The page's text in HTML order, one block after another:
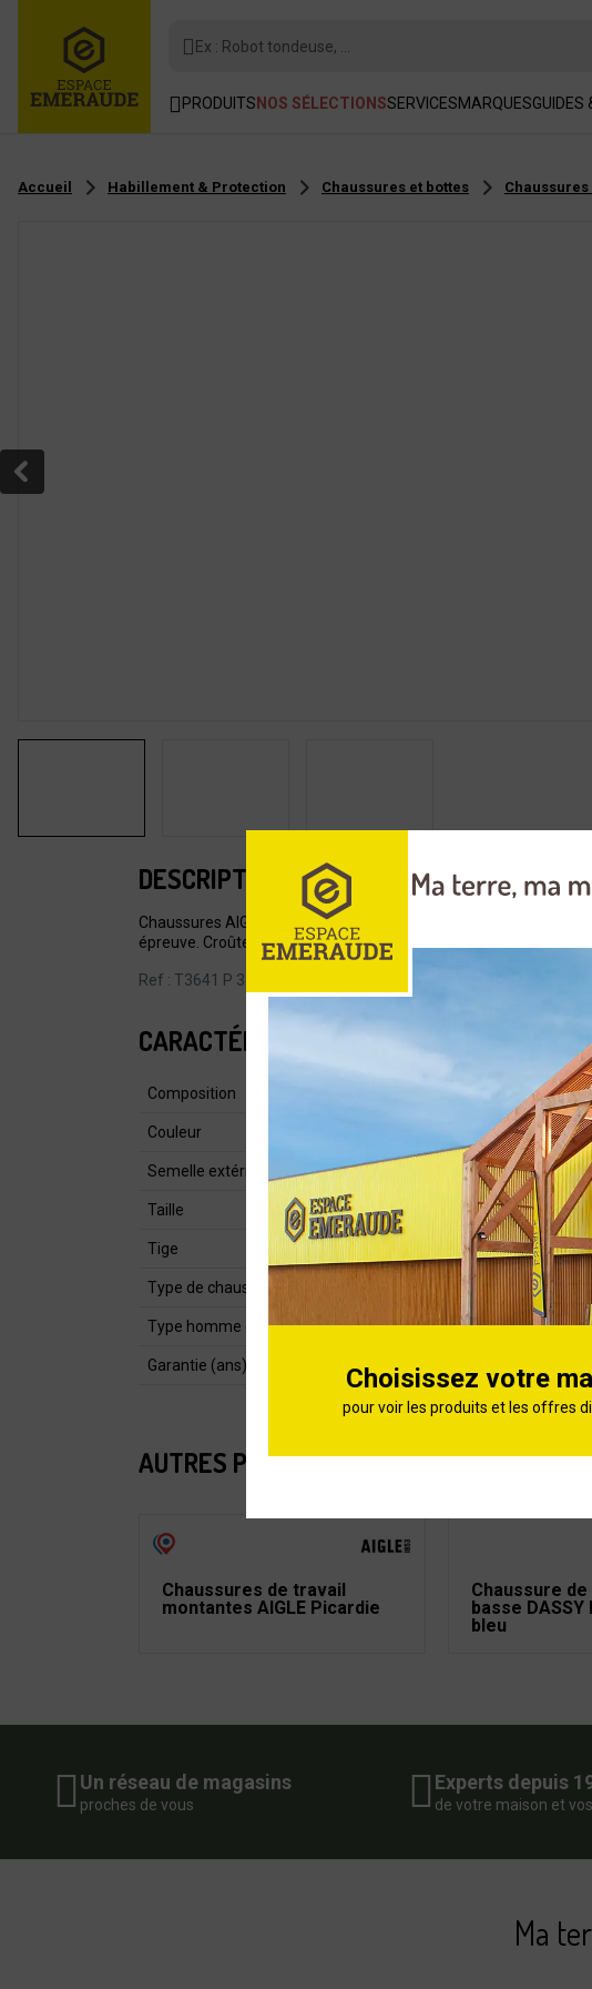
Ex : Robot tondeuse, ...
PRODUITS NOS SÉLECTIONSSERVICESMARQUESGUIDES
Accueil Habillement & Protection Chaussures et bottes Chaussures
DESCRIPTION
Chaussures AIGLE Laforse 2 MTD coloris marron. Cette
épreuve. Croûte de cuir de vache et polyamide. Ces
Ref : T3641 P 37
CARACTÉRISTIQUES
Composition
Couleur
Semelle extérieure
Taille
Tige
Type de chaussure
Type homme ou femme
Garantie (ans)
AUTRES PRODUITS DE LA CATÉGORIE
Chaussures de travail
montantes AIGLE Picardie
Chaussure
basse
bleu
Un réseau de magasins
proches de vous
Experts depuis
de votre maison et
Ma
Choisissez votre
pour voir les produits et les offres